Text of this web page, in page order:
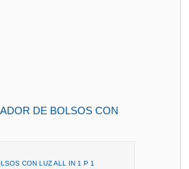
DE BOLSOS CON
CON LUZ ALL IN 1 P 1